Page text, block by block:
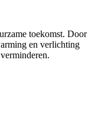
toekomst. Door
en verlichting